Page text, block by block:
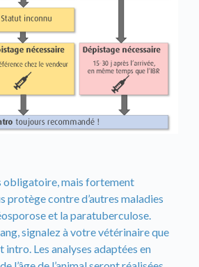
obligatoire, mais fortement
protège contre d’autres maladies
et la paratuberculose.
signalez à votre vétérinaire que
intro. Les analyses adaptées en